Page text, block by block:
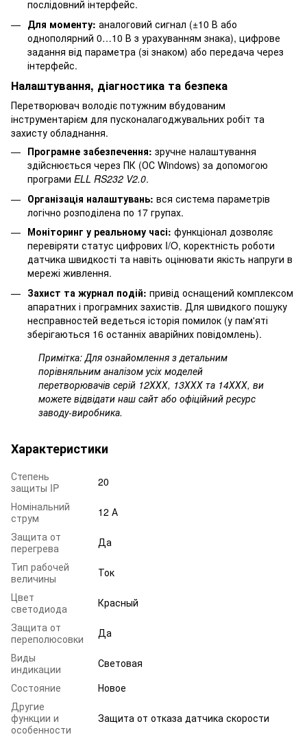
послідовний інтерфейс.
Для моменту: аналоговий сигнал (±10 В або
однополярний 0…10 В з урахуванням знака), цифрове
задання від параметра (зі знаком) або передача через
інтерфейс.
Налаштування, діагностика та безпека
Перетворювач володіє потужним вбудованим
інструментарієм для пусконалагоджувальних робіт та
захисту обладнання.
Програмне забезпечення: зручне налаштування
здійснюється через ПК (ОС Windows) за допомогою
програми ELL RS232 V2.0.
Організація налаштувань: вся система параметрів
логічно розподілена по 17 групах.
Моніторинг у реальному часі: функціонал дозволяє
перевіряти статус цифрових I/O, коректність роботи
датчика швидкості та навіть оцінювати якість напруги в
мережі живлення.
Захист та журнал подій: привід оснащений комплексом
апаратних і програмних захистів. Для швидкого пошуку
несправностей ведеться історія помилок (у пам'яті
зберігаються 16 останніх аварійних повідомлень).
Примітка: Для ознайомлення з детальним
порівняльним аналізом усіх моделей
перетворювачів серій 12ХХХ, 13ХХХ та 14ХХХ, ви
можете відвідати наш сайт або офіційний ресурс
заводу-виробника.
Характеристики
Степень
защиты IP
20
Номінальний
струм
12 А
Защита от
перегрева
Да
Тип рабочей
величины
Ток
Цвет
светодиода
Красный
Защита от
переполюсовки
Да
Виды
индикации
Световая
Состояние
Новое
Другие
функции и
особенности
Защита от отказа датчика скорости